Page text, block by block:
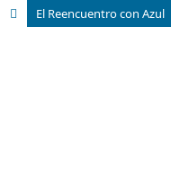
El Reencuentro con Azul